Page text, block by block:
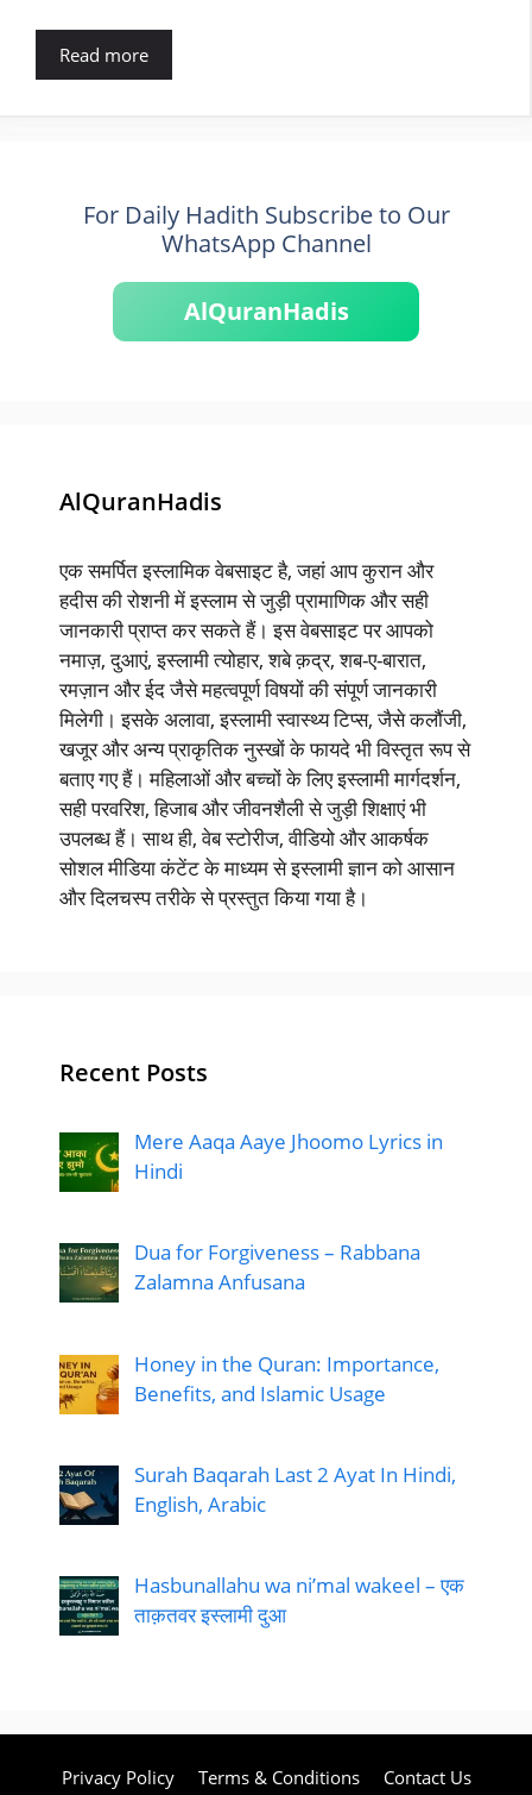
Read more
For Daily Hadith Subscribe to Our
WhatsApp Channel
AlQuranHadis
AlQuranHadis
एक समर्पित इस्लामिक वेबसाइट है, जहां आप कुरान और
हदीस की रोशनी में इस्लाम से जुड़ी प्रामाणिक और सही
जानकारी प्राप्त कर सकते हैं। इस वेबसाइट पर आपको
नमाज़, दुआएं, इस्लामी त्योहार, शबे क़द्र, शब-ए-बारात,
रमज़ान और ईद जैसे महत्वपूर्ण विषयों की संपूर्ण जानकारी
मिलेगी। इसके अलावा, इस्लामी स्वास्थ्य टिप्स, जैसे कलौंजी,
खजूर और अन्य प्राकृतिक नुस्खों के फायदे भी विस्तृत रूप से
बताए गए हैं। महिलाओं और बच्चों के लिए इस्लामी मार्गदर्शन,
सही परवरिश, हिजाब और जीवनशैली से जुड़ी शिक्षाएं भी
उपलब्ध हैं। साथ ही, वेब स्टोरीज, वीडियो और आकर्षक
सोशल मीडिया कंटेंट के माध्यम से इस्लामी ज्ञान को आसान
और दिलचस्प तरीके से प्रस्तुत किया गया है।
Recent Posts
Mere Aaqa Aaye Jhoomo Lyrics in
Hindi
Dua for Forgiveness – Rabbana
Zalamna Anfusana
Honey in the Quran: Importance,
Benefits, and Islamic Usage
Surah Baqarah Last 2 Ayat In Hindi,
English, Arabic
Hasbunallahu wa ni’mal wakeel – एक
ताक़तवर इस्लामी दुआ
Privacy Policy Terms & Conditions Contact Us